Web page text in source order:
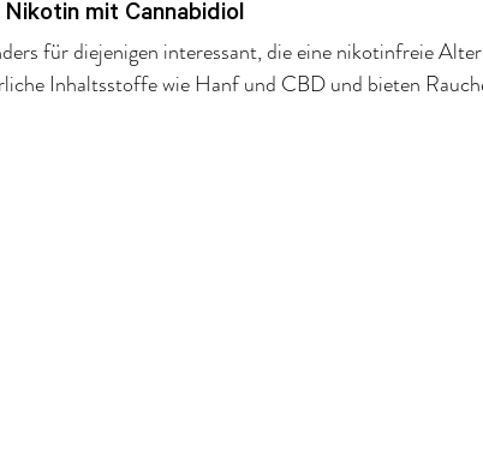
mit Cannabidiol
für diejenigen interessant, die eine nikotinfreie
Inhaltsstoffe wie Hanf und CBD und bieten